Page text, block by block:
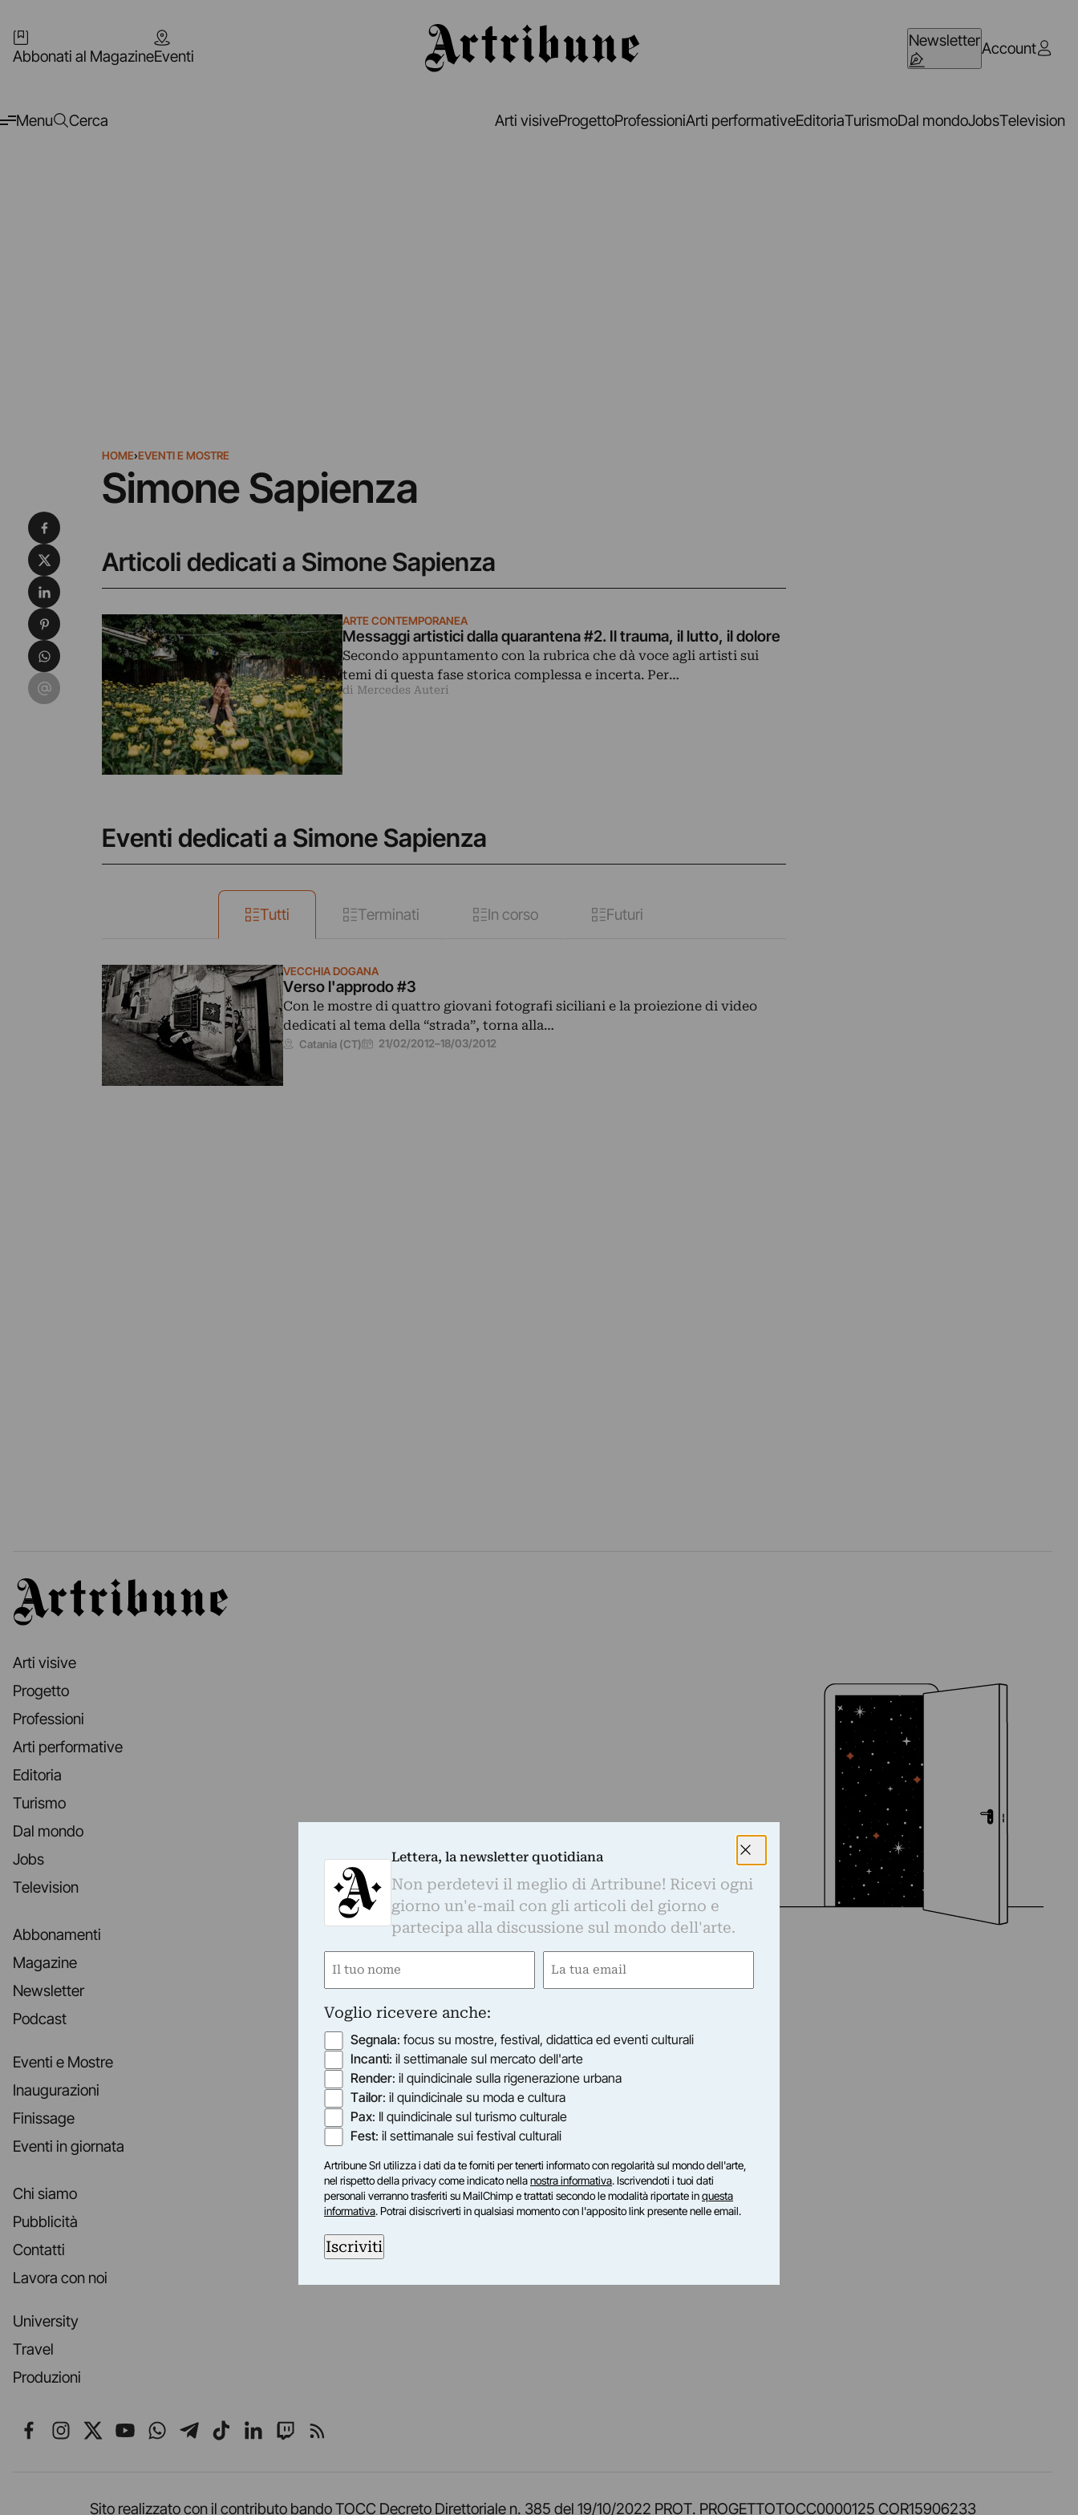
Abbonati al MagazineEventi
NewsletterAccount
Menu Cerca Arti visiveProgettoProfessioniArti performativeEditoriaTurismoDal mondoJobsTelevision
HOME›EVENTI E MOSTRE
Simone Sapienza
Articoli dedicati a Simone Sapienza
ARTE CONTEMPORANEA
Messaggi artistici dalla quarantena #2. Il trauma, il lutto, il dolore
Secondo appuntamento con la rubrica che dà voce agli artisti sui
temi di questa fase storica complessa e incerta. Per…
di Mercedes Auteri
Eventi dedicati a Simone Sapienza
Tutti Terminati In corso Futuri
VECCHIA DOGANA
Verso l'approdo #3
Con le mostre di quattro giovani fotografi siciliani e la proiezione di video
dedicati al tema della “strada”, torna alla…
Catania (CT) 21/02/2012–18/03/2012
Condividi su Facebook
Condividi su X
Condividi su LinkedIn
Condividi su Pinterest
Condividi su WhatsApp
Condividi su Email
Artribune
Arti visive
Progetto
Professioni
Arti performative
Editoria
Turismo
Dal mondo
Jobs
Television
Abbonamenti
Magazine
Newsletter
Podcast
Eventi e Mostre
Inaugurazioni
Finissage
Eventi in giornata
Chi siamo
Pubblicità
Contatti
Lavora con noi
University
Travel
Produzioni
Seguici su Facebook
Seguici su Instagram
Seguici su X
Seguici su YouTube
Seguici su WhatsApp
Seguici su Telegram
Seguici su TikTok
Seguici su LinkedIn
Seguici su Twitch
Seguici su Rss
Sito realizzato con il contributo bando TOCC Decreto Direttoriale n. 385 del 19/10/2022 PROT. PROGETTOTOCC0000125 COR15906233
Lettera, la newsletter quotidiana
Non perdetevi il meglio di Artribune! Ricevi ogni
giorno un'e-mail con gli articoli del giorno e
partecipa alla discussione sul mondo dell'arte.
Nome
Email
Voglio ricevere anche:
Segnala: focus su mostre, festival, didattica ed eventi culturali
Incanti: il settimanale sul mercato dell'arte
Render: il quindicinale sulla rigenerazione urbana
Tailor: il quindicinale su moda e cultura
Pax: Il quindicinale sul turismo culturale
Fest: il settimanale sui festival culturali
Artribune Srl utilizza i dati da te forniti per tenerti informato con regolarità sul mondo dell'arte,
nel rispetto della privacy come indicato nellanostra informativa. Iscrivendoti i tuoi dati
personali verranno trasferiti su MailChimp e trattati secondo le modalità riportate inquesta
informativa. Potrai disiscriverti in qualsiasi momento con l'apposito link presente nelle email.
Iscriviti